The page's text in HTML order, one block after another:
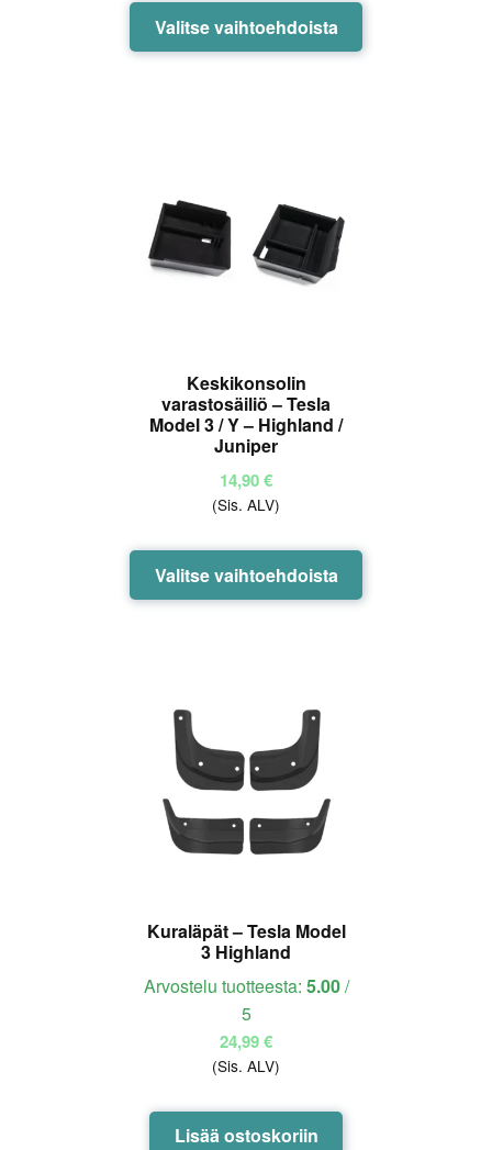
Valitse vaihtoehdoista
Tällä
tuotteella
Keskikonsolin
varastosäiliö – Tesla
Model 3 / Y – Highland /
Juniper
14,90€
(Sis. ALV)
Valitse vaihtoehdoista
Tällä
tuotteella
Kuraläpät – Tesla Model
3 Highland
Arvostelu tuotteesta: 5.00/
5
24,99€
(Sis. ALV)
Lisää ostoskoriin